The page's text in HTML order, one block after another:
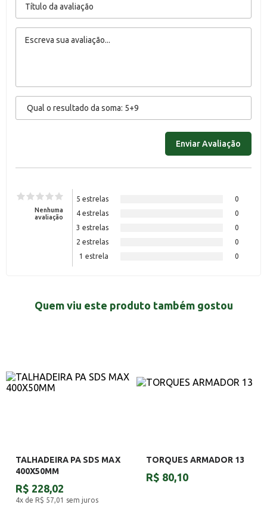
Nenhuma
avaliação
5 estrelas
0
4 estrelas
0
3 estrelas
0
2 estrelas
0
1 estrela
0
Quem viu este produto também gostou
TALHADEIRA PA SDS MAX
400X50MM
R$ 228,02
4x de R$ 57,01 sem juros
TORQUES ARMADOR 13
R$ 80,10